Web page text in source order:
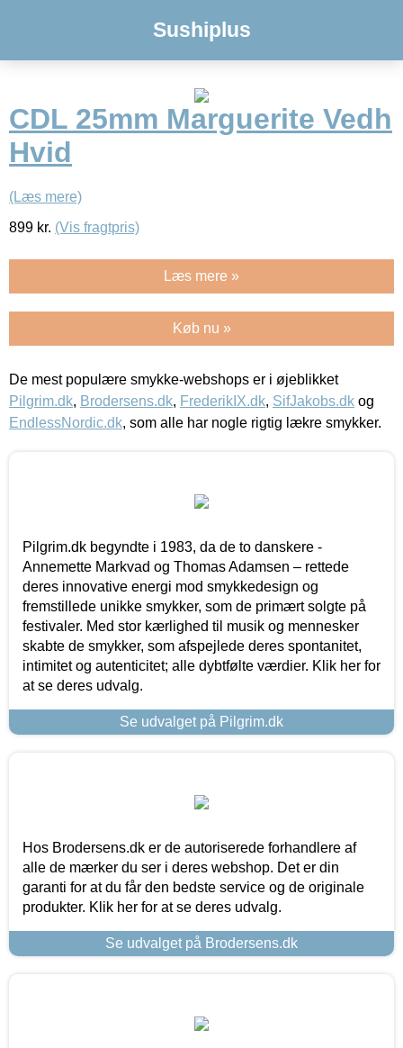
Sushiplus
CDL 25mm Marguerite Vedh
Hvid
(Læs mere)
899 kr. (Vis fragtpris)
Læs mere »
Køb nu »
De mest populære smykke-webshops er i øjeblikket
Pilgrim.dk, Brodersens.dk, FrederikIX.dk, SifJakobs.dk og
EndlessNordic.dk, som alle har nogle rigtig lækre smykker.
Pilgrim.dk begyndte i 1983, da de to danskere -
Annemette Markvad og Thomas Adamsen – rettede
deres innovative energi mod smykkedesign og
fremstillede unikke smykker, som de primært solgte på
festivaler. Med stor kærlighed til musik og mennesker
skabte de smykker, som afspejlede deres spontanitet,
intimitet og autenticitet; alle dybtfølte værdier. Klik her for
at se deres udvalg.
Se udvalget på Pilgrim.dk
Hos Brodersens.dk er de autoriserede forhandlere af
alle de mærker du ser i deres webshop. Det er din
garanti for at du får den bedste service og de originale
produkter. Klik her for at se deres udvalg.
Se udvalget på Brodersens.dk